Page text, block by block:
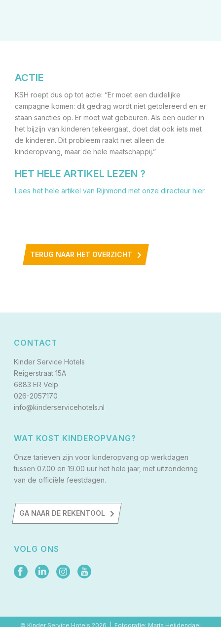
ACTIE
KSH roept dus op tot actie: “Er moet een duidelijke
campagne komen: dit gedrag wordt niet getolereerd en er
staan sancties op. Er moet wat gebeuren. Als een ouder in
het bijzijn van kinderen tekeergaat, doet dat ook iets met
de kinderen. Dit probleem raakt niet alleen de
kinderopvang, maar de hele maatschappij.”
HET HELE ARTIKEL LEZEN ?
Lees het hele artikel van Rijnmond met onze directeur hier.
TERUG NAAR HET OVERZICHT
CONTACT
Kinder Service Hotels
Reigerstraat 15A
6883 ER Velp
026-2057170
info@kinderservicehotels.nl
WAT KOST KINDEROPVANG?
Onze tarieven zijn voor kinderopvang op werkdagen
tussen 07.00 en 19.00 uur het hele jaar, met uitzondering
van de officiële feestdagen.
GA NAAR DE REKENTOOL
VOLG ONS
© Kinder Service Hotels 2026 | Fotografie: Maria Heijdendael